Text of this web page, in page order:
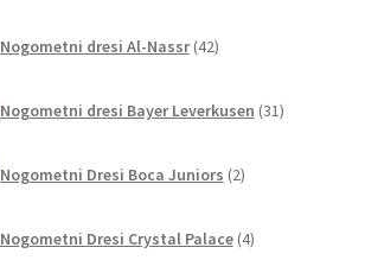
Nogometni dresi Al-Nassr 42izdelkov
Nogometni dresi Bayer Leverkusen 31izdelkov
Nogometni Dresi Boca Juniors 2izdelka
Nogometni Dresi Crystal Palace 4izdelki